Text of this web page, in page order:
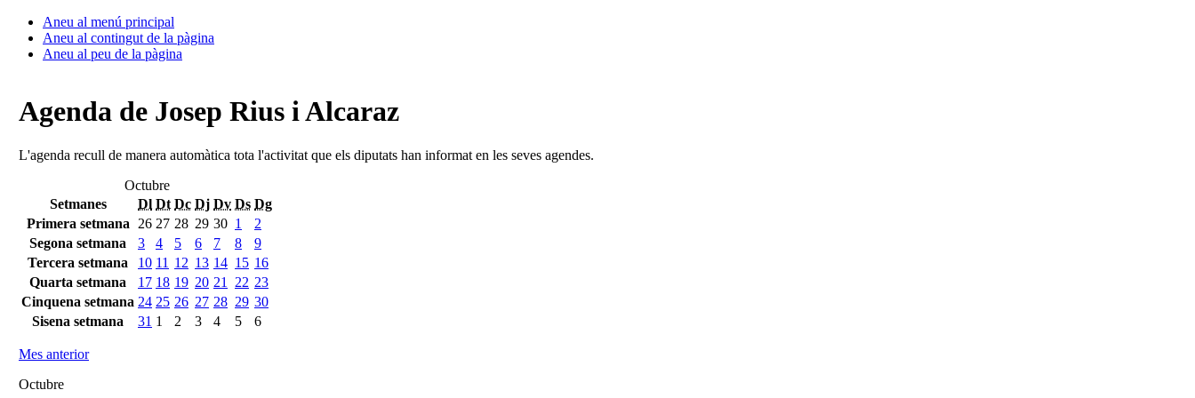
Aneu al menú principal
Aneu al contingut de la pàgina
Aneu al peu de la pàgina
Agenda de Josep Rius i Alcaraz
L'agenda recull de manera automàtica tota l'activitat que els diputats han informat en les seves agendes.
Octubre
Setmanes
Dl Dt Dc Dj Dv Ds Dg
Primera setmana
26 27 28 29 30 1
2
Segona setmana
3 4 5 6 7 8
9
Tercera setmana
10 11 12 13 14 15 16
Quarta setmana
17 18 19 20 21 22 23
Cinquena setmana 24 25 26 27 28 29 30
Sisena setmana
31 1 2 3 4 5 6
Mes anterior
Octubre